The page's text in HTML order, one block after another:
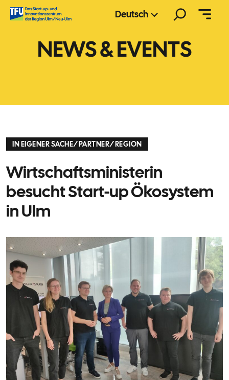
Zum
Inhalt
Deutsch
NEWS & EVENTS
IN EIGENER SACHE/PARTNER/REGION
Wirtschaftsministerin
besucht Start-up Ökosystem
in Ulm